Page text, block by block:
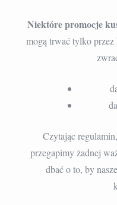
Niektóre promocje
mogą trwać tylko
Czytając
przegapimy żadnej
dbać o to, by